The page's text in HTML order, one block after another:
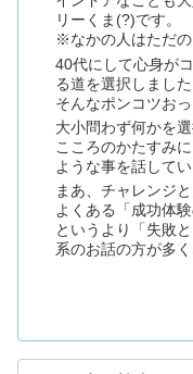
リーくま(?)です。
※なかの人はただの
40代にして心身が
る道を選択しました
そんなポンコツお
大小問わず何かを
こころのかたすみ
ような事を話して
まあ、チャレンジ
よくある「成功体験
というより「失敗
系のお話の方が多